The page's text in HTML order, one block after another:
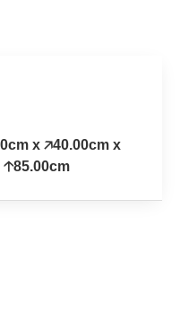
x 🡥40.00cm x
🡡85.00cm